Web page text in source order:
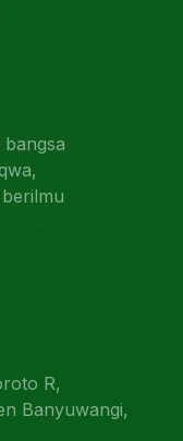
R,
Banyuwangi,